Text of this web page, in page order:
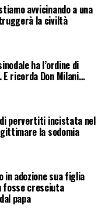
avvicinando a una
la civiltà
ha l’ordine di
E ricorda Don Milani…
di pervertiti incistata nel
la sodomia
in adozione sua figlia
fosse cresciuta
papa